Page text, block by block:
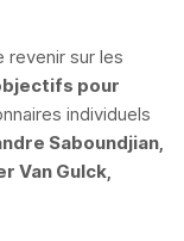
revenir sur les
pour
individuels
Saboundjian,
Van Gulck,